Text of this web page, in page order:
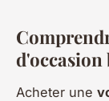
d'occasion
Acheter une